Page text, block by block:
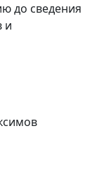
до сведения
и